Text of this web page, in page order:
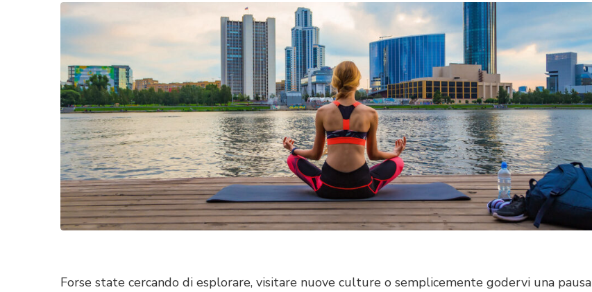
Forse state cercando di esplorare, visitare nuove culture o semplicemente godervi una pausa